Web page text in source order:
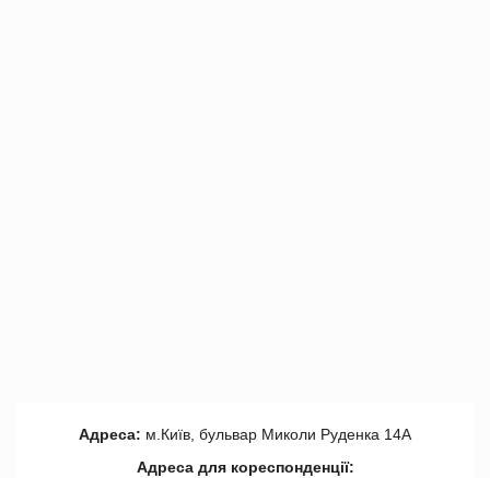
Адреса: м.Київ, бульвар Миколи Руденка 14А
Адреса для кореспонденції: